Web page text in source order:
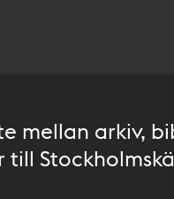
mellan arkiv,